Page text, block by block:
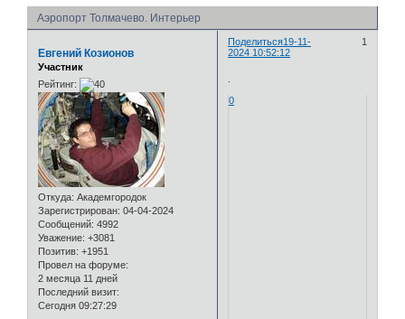
Аэропорт Толмачево. Интерьер
Поделиться 1
19-11-
2024 10:52:12
Евгений Козионов
Участник
Рейтинг:
Откуда: Академгородок
Зарегистрирован: 04-04-2024
Сообщений: 4992
Уважение: +3081
Позитив: +1951
Провел на форуме:
2 месяца 11 дней
Последний визит:
Сегодня 09:27:29
0